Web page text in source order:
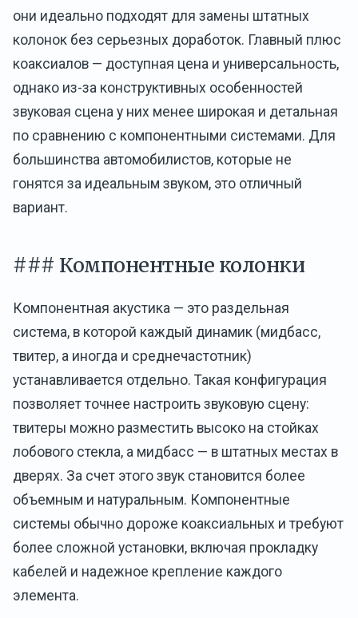
они идеально подходят для замены штатных
колонок без серьезных доработок. Главный плюс
коаксиалов — доступная цена и универсальность,
однако из-за конструктивных особенностей
звуковая сцена у них менее широкая и детальная
по сравнению с компонентными системами. Для
большинства автомобилистов, которые не
гонятся за идеальным звуком, это отличный
вариант.
### Компонентные колонки
Компонентная акустика — это раздельная
система, в которой каждый динамик (мидбасс,
твитер, а иногда и среднечастотник)
устанавливается отдельно. Такая конфигурация
позволяет точнее настроить звуковую сцену:
твитеры можно разместить высоко на стойках
лобового стекла, а мидбасс — в штатных местах в
дверях. За счет этого звук становится более
объемным и натуральным. Компонентные
системы обычно дороже коаксиальных и требуют
более сложной установки, включая прокладку
кабелей и надежное крепление каждого
элемента.